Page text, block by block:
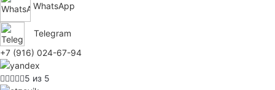
WhatsApp
Telegram
+7 (916) 024-67-94
5 из 5